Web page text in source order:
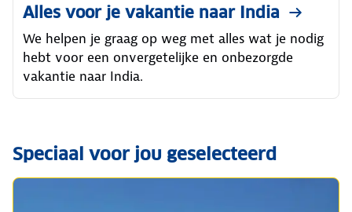
Alles voor je vakantie naar India
We helpen je graag op weg met alles wat je nodig
hebt voor een onvergetelijke en onbezorgde
vakantie naar India.
Speciaal voor jou geselecteerd